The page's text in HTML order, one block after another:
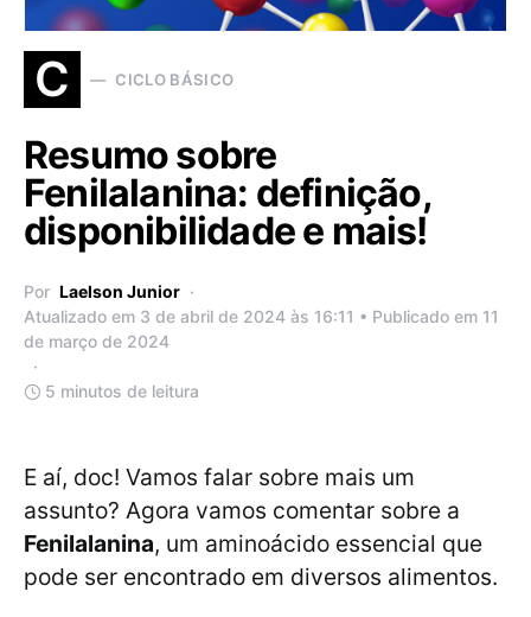
C CICLO BÁSICO
Resumo sobre
Fenilalanina: definição,
disponibilidade e mais!
Por Laelson Junior
Atualizado em 3 de abril de 2024 às 16:11 • Publicado em 11
de março de 2024
5 minutos de leitura
E aí, doc! Vamos falar sobre mais um
assunto? Agora vamos comentar sobre a
Fenilalanina, um aminoácido essencial que
pode ser encontrado em diversos alimentos.